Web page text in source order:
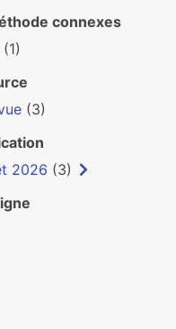
connexes
(1)
(3)
2026 (3)